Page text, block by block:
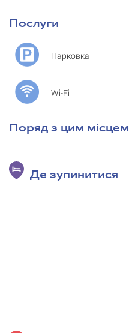
Послуги
Парковка
Wi-Fi
Поряд з цим місцем
Де зупинитися